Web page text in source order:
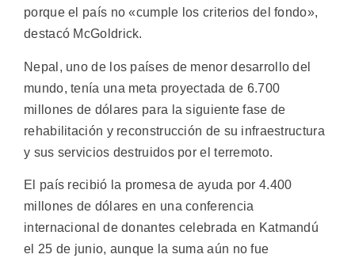
porque el país no «cumple los criterios del fondo»,
destacó McGoldrick.
Nepal, uno de los países de menor desarrollo del
mundo, tenía una meta proyectada de 6.700
millones de dólares para la siguiente fase de
rehabilitación y reconstrucción de su infraestructura
y sus servicios destruidos por el terremoto.
El país recibió la promesa de ayuda por 4.400
millones de dólares en una conferencia
internacional de donantes celebrada en Katmandú
el 25 de junio, aunque la suma aún no fue